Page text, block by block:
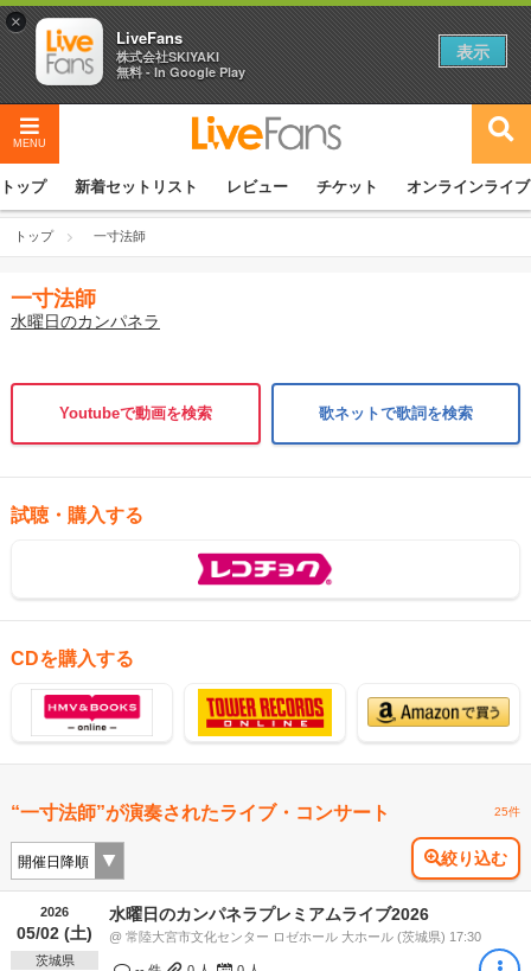
MENU
トップ 新着セットリスト レビュー チケット オンラインライブ
トップ 一寸法師
一寸法師
水曜日のカンパネラ
Youtubeで動画を検索 歌ネットで歌詞を検索
試聴・購入する
CDを購入する
“一寸法師”が演奏されたライブ・コンサート 25件
絞り込む
2026
05/02 (土)
茨城県
水曜日のカンパネラプレミアムライブ2026
@ 常陸大宮市文化センター ロゼホール 大ホール (茨城県) 17:30
×
LiveFans
株式会社SKIYAKI
無料 - In Google Play
表示